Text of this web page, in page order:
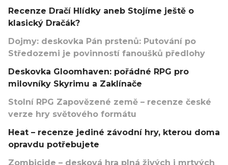
Recenze Dračí Hlídky aneb Stojíme ještě o
klasický Dračák?
Dojmy: deskovka Pán prstenů: Putování po
Středozemi je povinností fanoušků předlohy
Deskovka Gloomhaven: pořádné RPG pro
milovníky Skyrimu a Zaklínače
Stolní RPG Zapovězené země – recenze české
verze hry světového formátu
Heat – recenze jediné závodní hry, kterou doma
opravdu potřebujete
Zombicide – desková hra plná živých i mrtvých